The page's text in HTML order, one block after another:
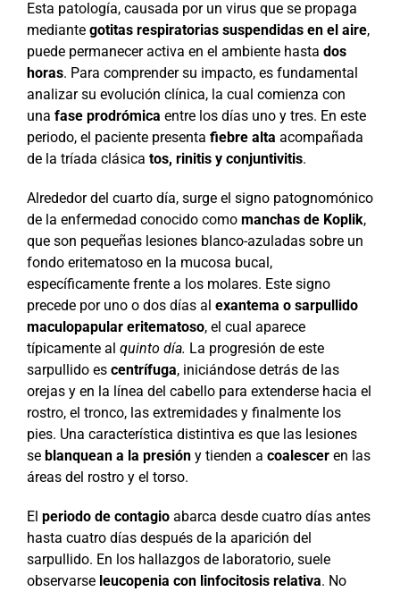
Esta patología, causada por un virus que se propaga
mediante gotitas respiratorias suspendidas en el aire,
puede permanecer activa en el ambiente hasta dos
horas. Para comprender su impacto, es fundamental
analizar su evolución clínica, la cual comienza con
una fase prodrómica entre los días uno y tres. En este
periodo, el paciente presenta fiebre alta acompañada
de la tríada clásica tos, rinitis y conjuntivitis.
Alrededor del cuarto día, surge el signo patognomónico
de la enfermedad conocido como manchas de Koplik,
que son pequeñas lesiones blanco-azuladas sobre un
fondo eritematoso en la mucosa bucal,
específicamente frente a los molares. Este signo
precede por uno o dos días al exantema o sarpullido
maculopapular eritematoso, el cual aparece
típicamente al quinto día. La progresión de este
sarpullido es centrífuga, iniciándose detrás de las
orejas y en la línea del cabello para extenderse hacia el
rostro, el tronco, las extremidades y finalmente los
pies. Una característica distintiva es que las lesiones
se blanquean a la presióny tienden a coalescer en las
áreas del rostro y el torso.
El periodo de contagioabarca desde cuatro días antes
hasta cuatro días después de la aparición del
sarpullido. En los hallazgos de laboratorio, suele
observarse leucopenia con linfocitosis relativa. No